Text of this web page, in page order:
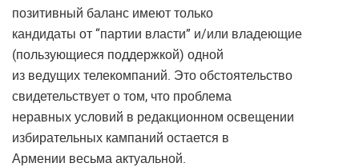
позитивный баланс имеют только
кандидаты от “партии власти” и/или владеющие
(пользующиеся поддержкой) одной
из ведущих телекомпаний. Это обстоятельство
свидетельствует о том, что проблема
неравных условий в редакционном освещении
избирательных кампаний остается в
Армении весьма актуальной.